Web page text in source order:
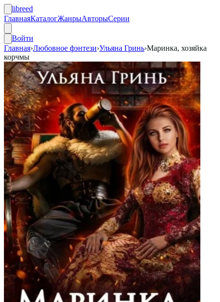
libreed
ГлавнаяКаталогЖанрыАвторыСерии
Войти
Главная›Любовное фэнтези›Ульяна Гринь›Маринка, хозяйка
корчмы